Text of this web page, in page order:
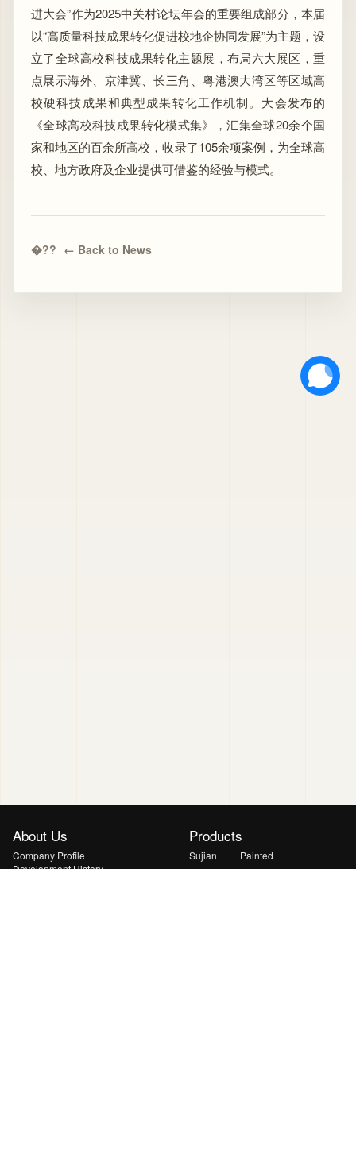
进大会”作为2025中关村论坛年会的重要组成部分，本届
以“高质量科技成果转化促进校地企协同发展”为主题，设
立了全球高校科技成果转化主题展，布局六大展区，重
点展示海外、京津冀、长三角、粤港澳大湾区等区域高
校硬科技成果和典型成果转化工作机制。大会发布的
《全球高校科技成果转化模式集》，汇集全球20余个国
家和地区的百余所高校，收录了105余项案例，为全球高
校、地方政府及企业提供可借鉴的经验与模式。
← Back to News
About Us
Company Profile
Development History
Products
Sujian
Xuanyu
Painted
Yanshan